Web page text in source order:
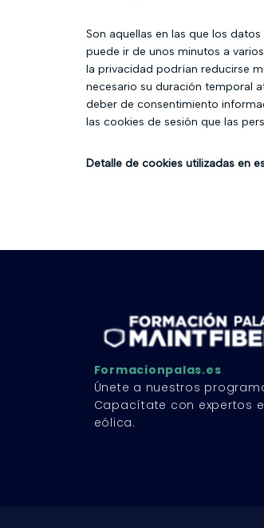
Son aquellas en las que los
puede ir de unos minutos a
la privacidad podrían reducirse
necesario su duración temporal
deber de consentimiento
las cookies de sesión que las
Detalle de cookies utilizadas en
Formacionpalas.es
Únete a nuestros
Capacítate con expertos
eólica.